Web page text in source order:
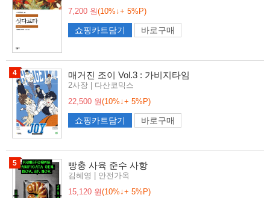
7,200 원(10%↓+ 5%P)
쇼핑카트담기 바로구매
4 매거진 조이 Vol.3 : 가비지타임
2사장 | 다산코믹스
22,500 원(10%↓+ 5%P)
쇼핑카트담기 바로구매
5 빵충 사육 준수 사항
김혜영 | 안전가옥
15,120 원(10%↓+ 5%P)